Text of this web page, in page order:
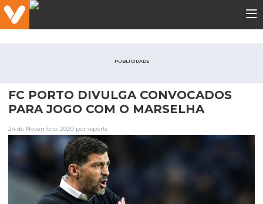
PUBLICIDADE
FC PORTO DIVULGA CONVOCADOS
PARA JOGO COM O MARSELHA
24 de Novembro, 2020 por vsports